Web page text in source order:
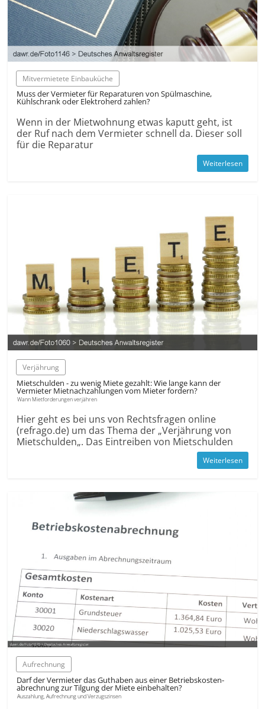
Mitvermietete Einbauküche
Muss der Vermieter für Reparaturen von Spülmaschine,
Kühlschrank oder Elektroherd zahlen?
Wenn in der Mietwohnung etwas kaputt geht, ist
der Ruf nach dem Vermieter schnell da. Dieser soll
für die Reparatur
Weiterlesen
Verjährung
Mietschulden - zu wenig Miete gezahlt: Wie lange kann der
Vermieter Mietnach­zahlungen vom Mieter fordern?
Wann Mietforderungen verjähren
Hier geht es bei uns von Rechtsfragen online
(refrago.de) um das Thema der „Verjährung von
Mietschulden„. Das Eintreiben von Mietschulden
Weiterlesen
Aufrechnung
Darf der Vermieter das Guthaben aus einer Betriebs­kosten­
abrechnung zur Tilgung der Miete einbehalten?
Auszahlung, Aufrechnung und Verzugszinsen